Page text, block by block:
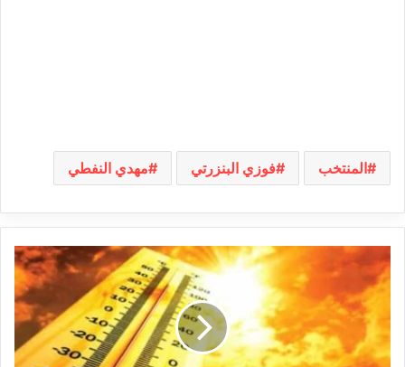
المنتخب فوزي البنزرتي مهدي النفطي
طقس
الخميس
18
جويلية
2024